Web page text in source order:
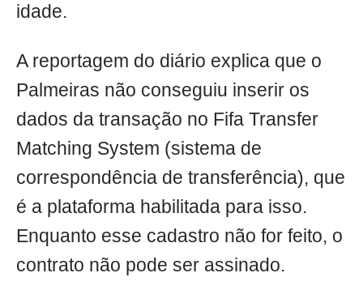
idade.
A reportagem do diário explica que o
Palmeiras não conseguiu inserir os
dados da transação no Fifa Transfer
Matching System (sistema de
correspondência de transferência), que
é a plataforma habilitada para isso.
Enquanto esse cadastro não for feito, o
contrato não pode ser assinado.